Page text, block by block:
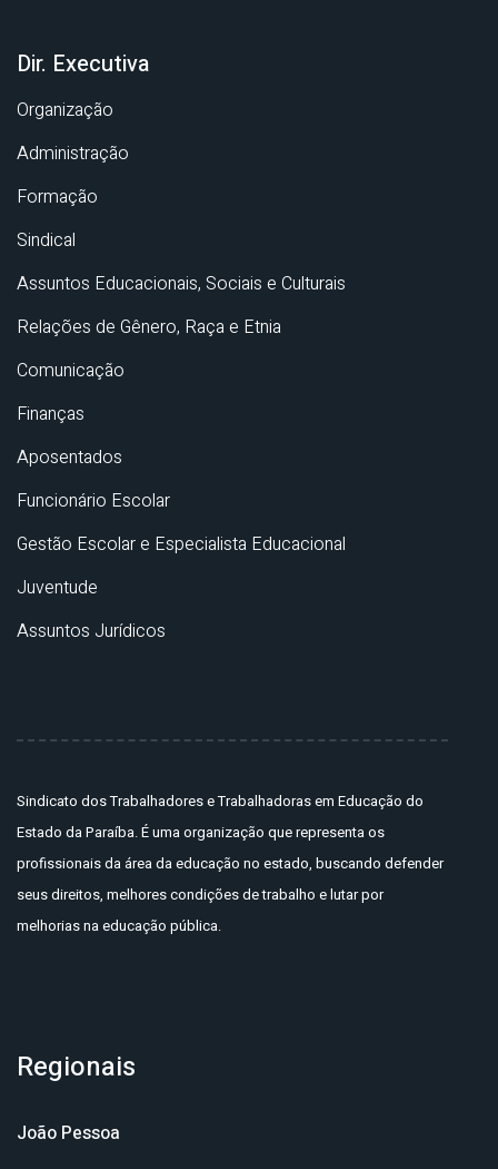
Dir. Executiva
Organização
Administração
Formação
Sindical
Assuntos Educacionais, Sociais e Culturais
Relações de Gênero, Raça e Etnia
Comunicação
Finanças
Aposentados
Funcionário Escolar
Gestão Escolar e Especialista Educacional
Juventude
Assuntos Jurídicos
Sindicato dos Trabalhadores e Trabalhadoras em Educação do
Estado da Paraíba. É uma organização que representa os
profissionais da área da educação no estado, buscando defender
seus direitos, melhores condições de trabalho e lutar por
melhorias na educação pública.
Regionais
João Pessoa